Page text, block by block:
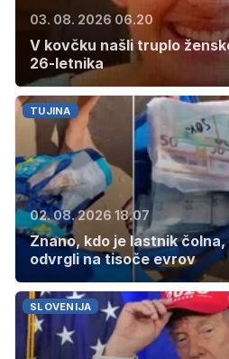
03. 08. 2026 06.20
V kovčku našli truplo
26-letnika
TUJINA
02. 08. 2026 18.07
Znano, kdo je lastnik
odvrgli na tisoče evrov
SLOVENIJA